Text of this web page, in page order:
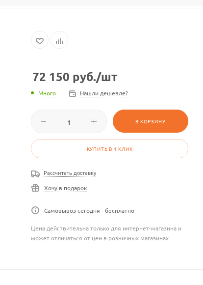
72 150 руб./шт
Много Нашли дешевле?
В КОРЗИНУ
КУПИТЬ В 1 КЛИК
Рассчитать доставку
Хочу в подарок
Самовывоз сегодня - бесплатно
Цена действительна только для интернет-магазина и
может отличаться от цен в розничных магазинах